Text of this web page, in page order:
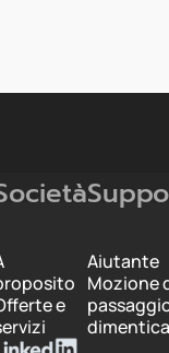
e
Aiutante
Mozione